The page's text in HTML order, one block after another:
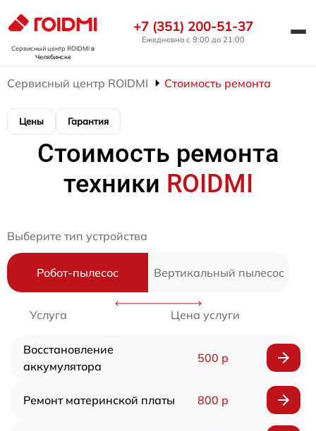
Сервисный центр ROIDMIв
Челябинске
+7 (351) 200-51-37
Ежедневно с 9:00 до 21:00
Сервисный центр ROIDMI Стоимость ремонта
Цены Гарантия
Стоимость ремонта
техники ROIDMI
Выберите тип устройства
Робот-пылесос Вертикальный пылесос
Услуга Цена услуги
Восстановление
аккумулятора
500 р
Ремонт материнской платы 800 р